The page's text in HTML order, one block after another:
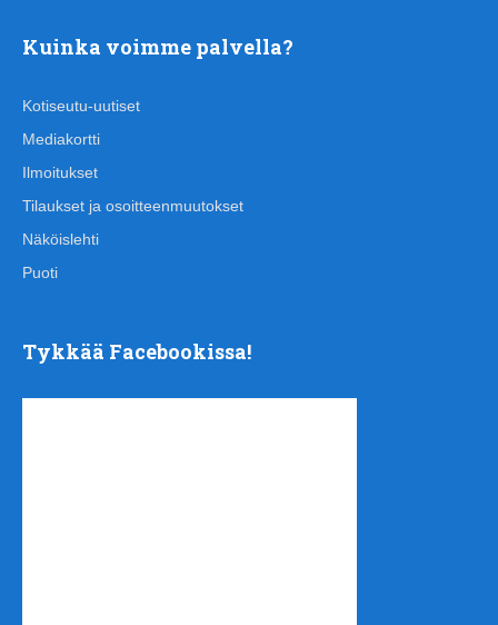
Kuinka voimme palvella?
Kotiseutu-uutiset
Mediakortti
Ilmoitukset
Tilaukset ja osoitteenmuutokset
Näköislehti
Puoti
Tykkää Facebookissa!